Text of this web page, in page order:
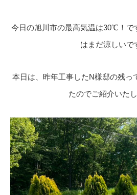
今日の旭川市の最高気温は30℃！で
はまだ涼しいで
本日は、昨年工事したN様邸の残っ
たのでご紹介いた